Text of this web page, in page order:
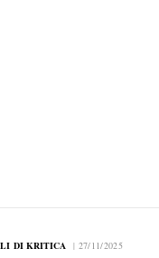
DI KRITICA 27/11/2025